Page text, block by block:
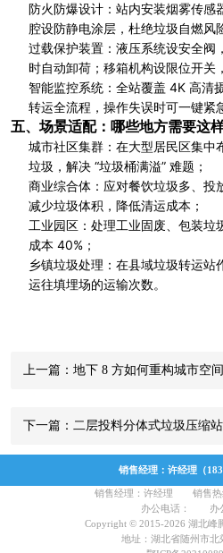
防火防爆设计：站内安装烟雾传感
腔设防静电涂层，杜绝垃圾自燃风
过载保护装置：液压系统设安全阀
时自动卸荷；移箱机构设限位开关
智能监控系统：全站覆盖 4K 高清
转运全流程，操作失误时可一键紧
五、场景适配：哪些地方需要这
城市社区集群：在大型居民区集中
垃圾，解决 “垃圾桶满溢” 难题；
商业综合体：应对餐饮垃圾多、投
减少垃圾体积，降低清运成本；
工业园区：处理工业固废、包装垃
成本 40%；
乡镇垃圾处理：在县域垃圾转运站
运往填埋场的运输次数。
上一篇：地下 8 方如何重构城市空
下一篇：二层投料分体式垃圾压缩
销售经理：许经理（183
销售经理：许经理 销售热
办公电话： 办
Copyright © 2015-2026 湖北
地址：湖北省随州市北